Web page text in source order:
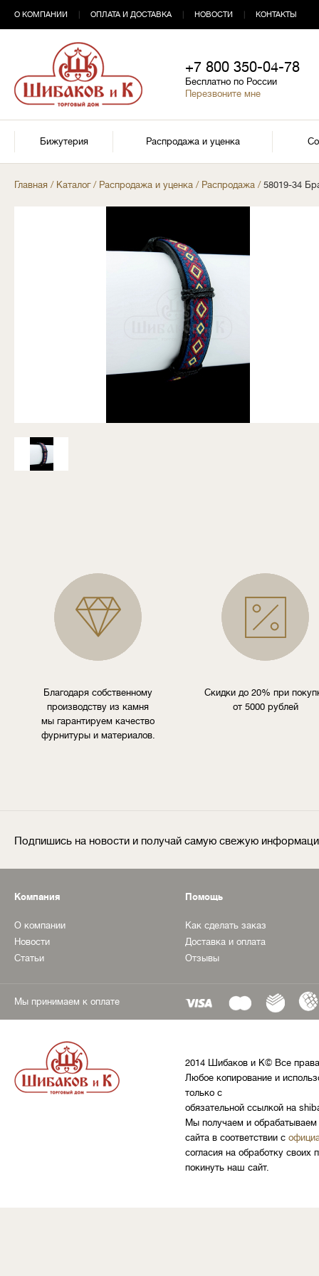
О КОМПАНИИ ОПЛАТА И ДОСТАВКА НОВОСТИ КОНТАКТЫ
+7 800 350-04-78
Бесплатно по России
Перезвоните мне
Бижутерия Распродажа и уценка
Главная / Каталог/ Распродажа и уценка / Распродажа / 58019-34
Благодаря собственному
производству из камня
мы гарантируем качество
фурнитуры и материалов.
Скидки до 20% при
от 5000 рублей
Подпишись на новости и получай самую свежую
Компания
О компании
Новости
Статьи
Помощь
Как сделать заказ
Доставка и оплата
Отзывы
Мы принимаем к оплате
2014 Шибаков и К© Все
Любое копирование и
только с
обязательной ссылкой на
Мы получаем и обрабатываем
сайта в соответствии с
согласия на обработку
покинуть наш сайт.